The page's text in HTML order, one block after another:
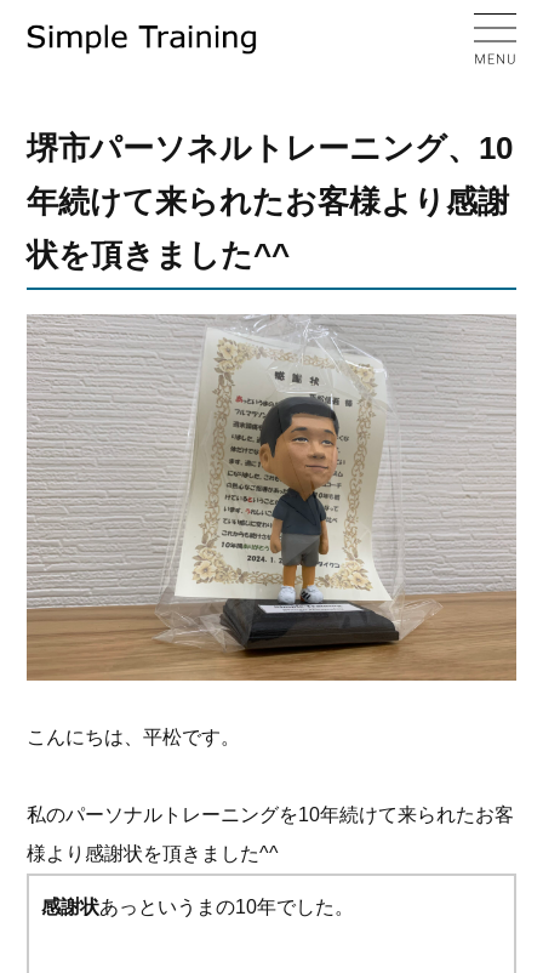
堺市パーソネルトレーニング、10
年続けて来られたお客様より感謝
状を頂きました^^
こんにちは、平松です。
私のパーソナルトレーニングを10年続けて来られたお客
様より感謝状を頂きました^^
感謝状あっというまの10年でした。